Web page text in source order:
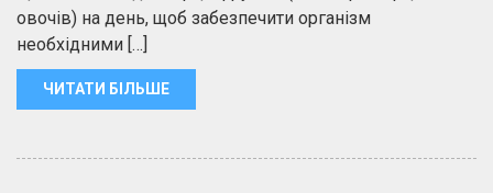
овочів) на день, щоб забезпечити організм
необхідними […]
ЧИТАТИ БІЛЬШЕ